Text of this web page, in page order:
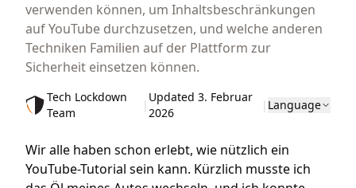
verwenden können, um Inhaltsbeschränkungen
auf YouTube durchzusetzen, und welche anderen
Techniken Familien auf der Plattform zur
Sicherheit einsetzen können.
Tech Lockdown
Team
|
Updated 3. Februar
2026
| Language
Wir alle haben schon erlebt, wie nützlich ein
YouTube-Tutorial sein kann. Kürzlich musste ich